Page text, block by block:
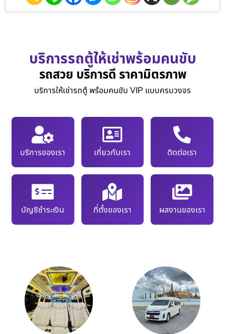
บริการรถตู้ให้เช่าพร้อมคนขับ
รถสวย บริการดี ราคามิตรภาพ
บริการให้เช่ารถตู้ พร้อมคนขับ VIP แบบครบวงจร
บริการของเรา เกี่ยวกับเรา ติดต่อเรา
บัญชีชำระเงิน ที่ตั้งของเรา ผลงานของเรา